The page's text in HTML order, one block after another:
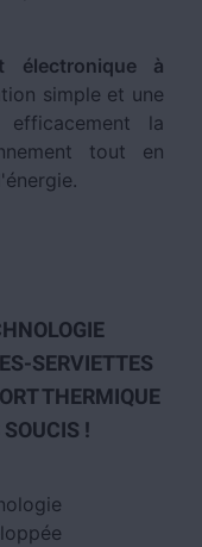
électronique à
simple et une
efficacement la
tout en
SERVIETTES
THERMIQUE
!